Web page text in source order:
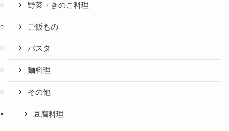
野菜・きのこ料理
ご飯もの
パスタ
麺料理
その他
豆腐料理